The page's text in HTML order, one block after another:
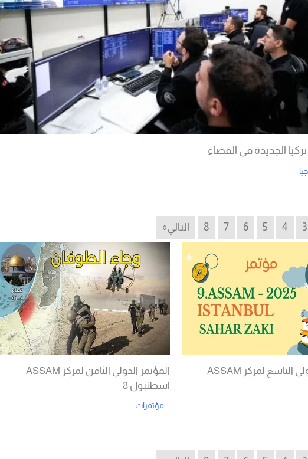
تركيا الجديدة في الفضاء
3
4
5
6
7
8 التالي»
المؤتمر الدولي التاسع لمركز ASSAM
المؤتمر الدولي الثامن لمركز ASSAM
اسطنبول 8
مؤتمرات